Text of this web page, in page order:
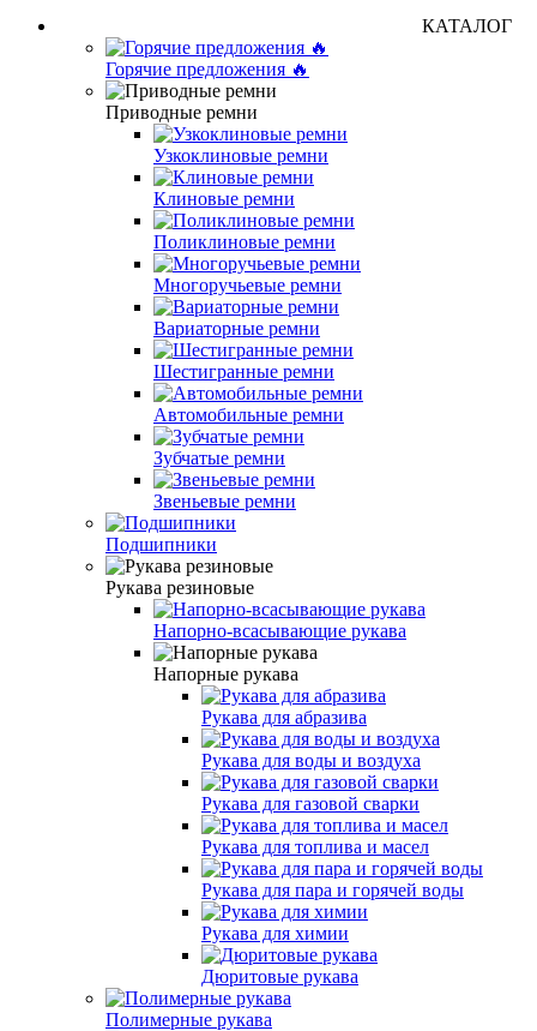
КАТАЛОГ
Горячие предложения 🔥
Приводные ремни
Узкоклиновые ремни
Клиновые ремни
Поликлиновые ремни
Многоручьевые ремни
Вариаторные ремни
Шестигранные ремни
Автомобильные ремни
Зубчатые ремни
Звеньевые ремни
Подшипники
Рукава резиновые
Напорно-всасывающие рукава
Напорные рукава
Рукава для абразива
Рукава для воды и воздуха
Рукава для газовой сварки
Рукава для топлива и масел
Рукава для пара и горячей воды
Рукава для химии
Дюритовые рукава
Полимерные рукава